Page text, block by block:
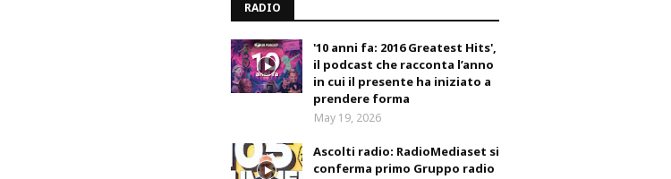
RADIO
'10 anni fa: 2016 Greatest Hits',
il podcast che racconta l’anno
in cui il presente ha iniziato a
prendere forma
May 19, 2026
Ascolti radio: RadioMediaset si
conferma primo Gruppo radio